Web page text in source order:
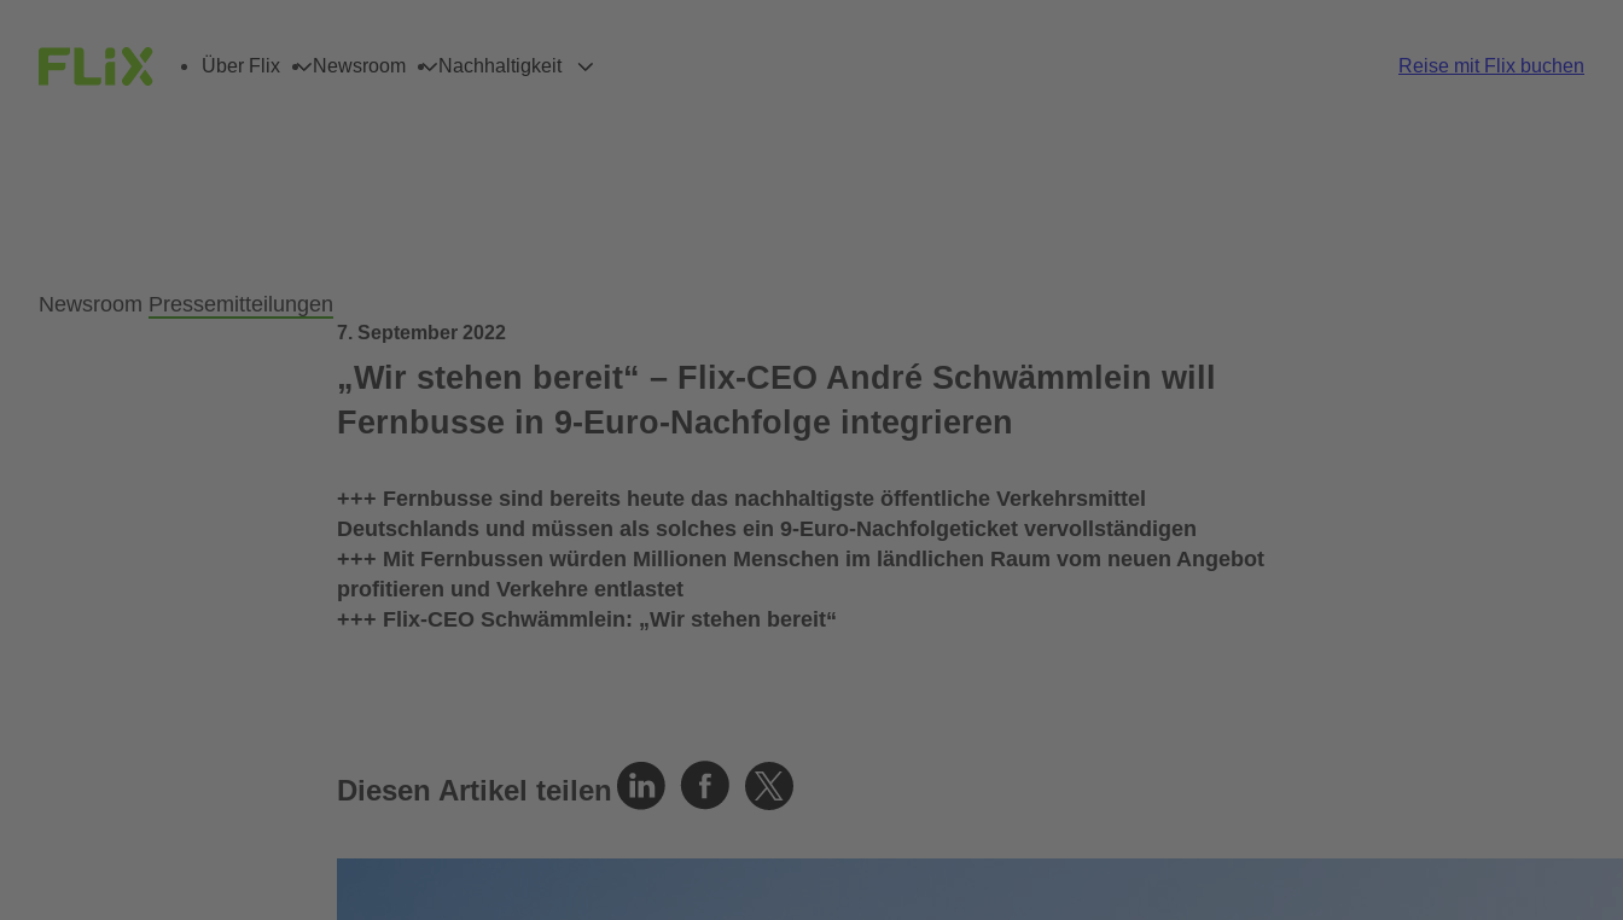
Über Flix Newsroom Nachhaltigkeit Reise mit Flix buchen
Newsroom Pressemitteilungen
7. September 2022
„Wir stehen bereit“ – Flix-CEO André Schwämmlein will
Fernbusse in 9-Euro-Nachfolge integrieren
+++ Fernbusse sind bereits heute das nachhaltigste öffentliche Verkehrsmittel
Deutschlands und müssen als solches ein 9-Euro-Nachfolgeticket vervollständigen
+++ Mit Fernbussen würden Millionen Menschen im ländlichen Raum vom neuen Angebot
profitieren und Verkehre entlastet
+++ Flix-CEO Schwämmlein: „Wir stehen bereit“
Diesen Artikel teilen